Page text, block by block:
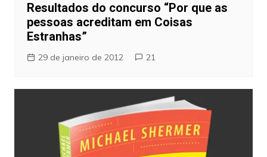
Resultados do concurso “Por que as
pessoas acreditam em Coisas
Estranhas”
29 de janeiro de 2012 21